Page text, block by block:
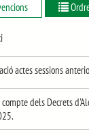
actes sessions
compte dels Decrets